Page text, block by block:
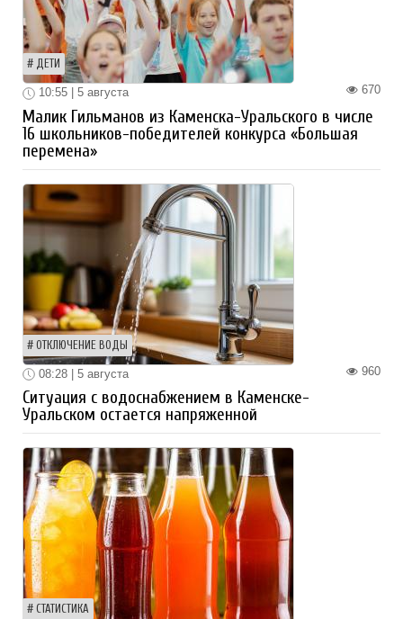
ДЕТИ
670
10:55 | 5 августа
Малик Гильманов из Каменска-Уральского в числе
16 школьников-победителей конкурса «Большая
перемена»
ОТКЛЮЧЕНИЕ ВОДЫ
960
08:28 | 5 августа
Ситуация с водоснабжением в Каменске-
Уральском остается напряженной
СТАТИСТИКА